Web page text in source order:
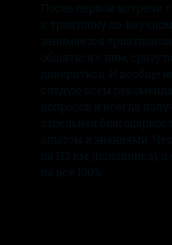
После первой встречи
к триатлону по-
занимается
общаться с ним, сразу
довериться. И вообще
следую всем
вопросов и всегда
отдельная
опытом и знаниями.
на 113 км, (половинка),
на все 100%.